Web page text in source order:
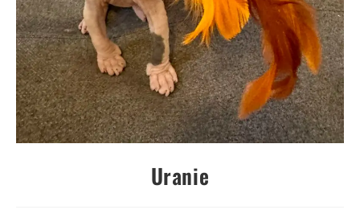
Uranie